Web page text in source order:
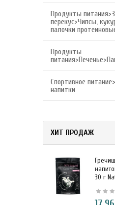
Продукты
перекус>Чипсы,
палочки
Продукты
Спортивное
напитки
ХИТ ПРОДАЖ
30 г